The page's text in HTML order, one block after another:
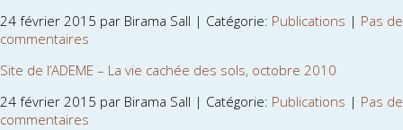
24 février 2015 par Birama Sall | Catégorie: Publications | Pas de
commentaires
Site de l’ADEME – La vie cachée des sols, octobre 2010
24 février 2015 par Birama Sall | Catégorie: Publications | Pas de
commentaires